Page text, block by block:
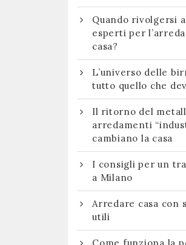
Quando rivolgersi
esperti per
casa?
L’universo delle
tutto quello che
Il ritorno del
arredamenti
cambiano la casa
I consigli per un
a Milano
Arredare casa con
utili